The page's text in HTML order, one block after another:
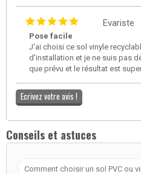
Evariste
Pose facile
J'ai choisi ce sol vinyle
d'installation et je ne suis pas
que prévu et le résultat est
Ecrivez votre avis !
Conseils et astuces
Comment choisir un sol PVC ou